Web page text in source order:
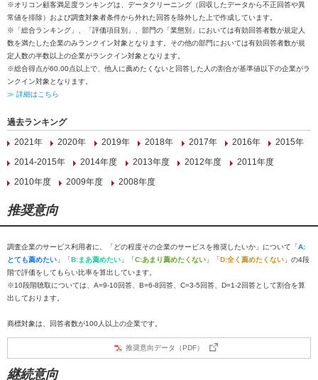
※オリコン顧客満足度ランキングは、データクリーニング（回収したデータから不正回答や異
常値を排除）および調査対象者条件から外れた回答を除外した上で作成しています。
※「総合ランキング」、「評価項目別」、部門の「業態別」においては有効回答者数が規定人
数を満たした企業のみランクイン対象となります。その他の部門においては有効回答者数が規
定人数の半数以上の企業がランクイン対象となります。
※総合得点が60.00点以上で、他人に薦めたくないと回答した人の割合が基準値以下の企業がラ
ンクイン対象となります。
≫ 詳細はこちら
過去ランキング
2021年
2020年 2019年 2018年 2017年 2016年
2015年
2014-2015年
2014年度 2013年度 2012年度
2011年度
2010年度
2009年度 2008年度
推奨意向
調査企業のサービス利用者に、「どの程度その企業のサービスを推奨したいか」について「A:
とても薦めたい 」「B:まあ薦めたい 」「C:あまり薦めたくない 」「D:全く薦めたくない 」の4段
階で評価をしてもらい比率を算出しています。
※10段階聴取については、A=9-10回答、B=6-8回答、C=3-5回答、D=1-2回答として割合を算
出しております。
商標対象は、回答者数が100人以上の企業です。
推奨意向データ（PDF）
継続意向